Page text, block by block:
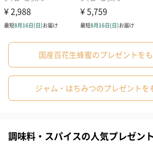
成分/原材料
蜂蜜
幅・奥行き・
［50g］
45mm・45mm・50mm
［140g］
60mm・60mm・75mm
外装の形状
瓶
国産百花生蜂蜜のプレゼントを
ジャム・はちみつのプレゼントを
調味料・スパイスの人気プレゼント